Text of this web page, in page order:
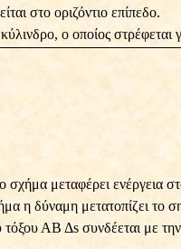
στο οριζόντιο επίπεδο.
ο οποίος
μεταφέρει ενέργεια
η δύναμη μετατοπίζει το
ΑΒ Δs συνδέεται με